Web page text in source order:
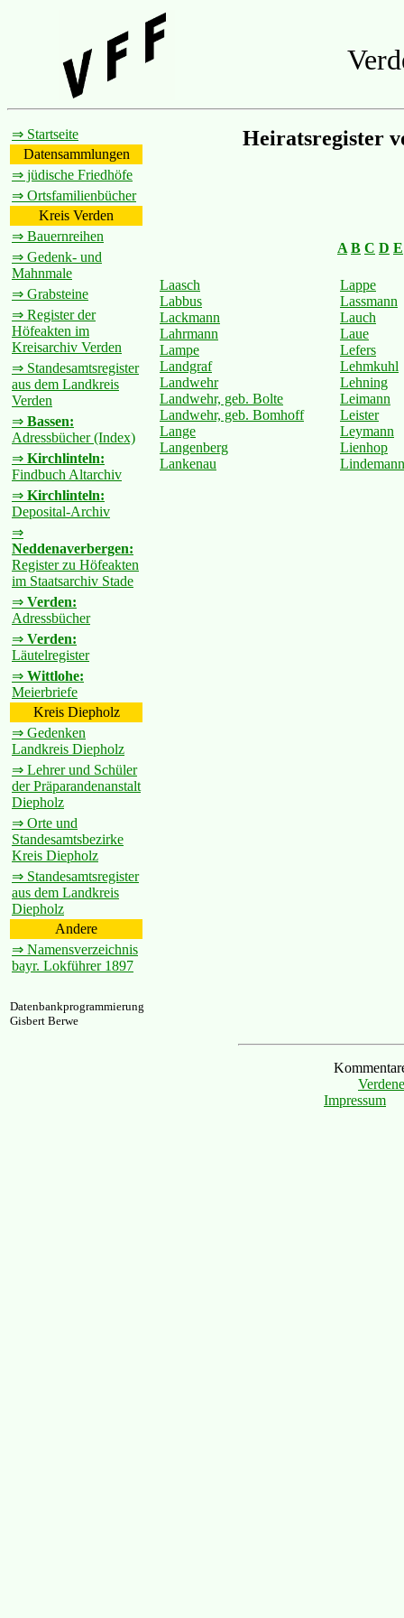
⇒ Startseite
Datensammlungen
⇒ jüdische Friedhöfe
⇒ Ortsfamilienbücher
Kreis Verden
⇒ Bauernreihen
⇒ Gedenk- und
Mahnmale
⇒ Grabsteine
⇒ Register der
Höfeakten im
Kreisarchiv Verden
⇒ Standesamtsregister
aus dem Landkreis
Verden
⇒ Bassen:
Adressbücher (Index)
⇒ Kirchlinteln:
Findbuch Altarchiv
⇒ Kirchlinteln:
Deposital-Archiv
⇒
Neddenaverbergen:
Register zu Höfeakten
im Staatsarchiv Stade
⇒ Verden:
Adressbücher
⇒ Verden:
Läutelregister
⇒ Wittlohe:
Meierbriefe
Kreis Diepholz
⇒ Gedenken
Landkreis Diepholz
⇒ Lehrer und Schüler
der Präparandenanstalt
Diepholz
⇒ Orte und
Standesamtsbezirke
Kreis Diepholz
⇒ Standesamtsregister
aus dem Landkreis
Diepholz
Andere
⇒ Namensverzeichnis
bayr. Lokführer 1897
Heiratsregister
A B C D E
Laasch
Labbus
Lackmann
Lahrmann
Lampe
Landgraf
Landwehr
Landwehr, geb. Bolte
Landwehr, geb. Bomhoff
Lange
Langenberg
Lankenau
Lappe
Lassmann
Lauch
Laue
Lefers
Lehmkuhl
Lehning
Leimann
Leister
Leymann
Lienhop
Lindemann
Datenbankprogrammierung
Gisbert Berwe
Impressum